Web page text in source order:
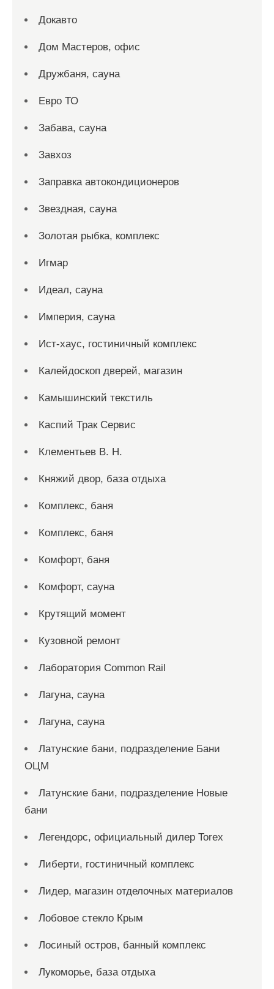
Докавто
Дом Мастеров, офис
Дружбаня, сауна
Евро ТО
Забава, сауна
Завхоз
Заправка автокондиционеров
Звездная, сауна
Золотая рыбка, комплекс
Игмар
Идеал, сауна
Империя, сауна
Ист-хаус, гостиничный комплекс
Калейдоскоп дверей, магазин
Камышинский текстиль
Каспий Трак Сервис
Клементьев В. Н.
Княжий двор, база отдыха
Комплекс, баня
Комплекс, баня
Комфорт, баня
Комфорт, сауна
Крутящий момент
Кузовной ремонт
Лаборатория Common Rail
Лагуна, сауна
Лагуна, сауна
Латунские бани, подразделение Бани
ОЦМ
Латунские бани, подразделение Новые
бани
Легендорс, официальный дилер Torex
Либерти, гостиничный комплекс
Лидер, магазин отделочных материалов
Лобовое стекло Крым
Лосиный остров, банный комплекс
Лукоморье, база отдыха